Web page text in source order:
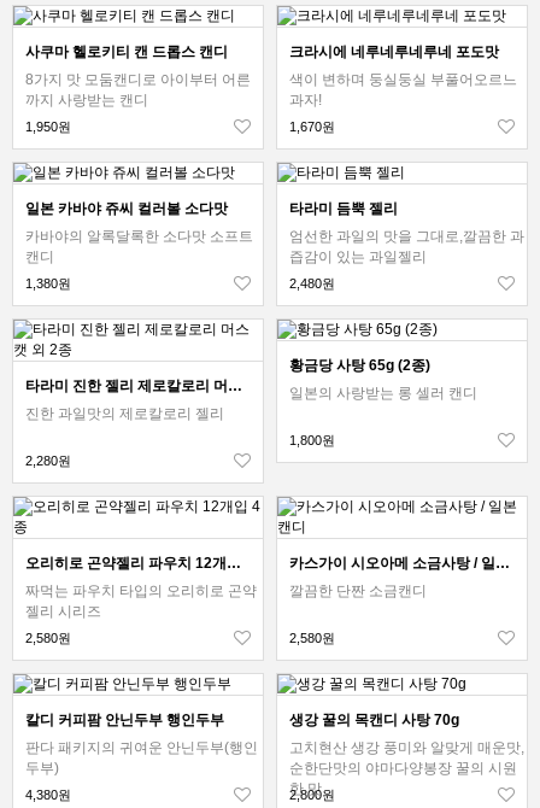
사쿠마 헬로키티 캔 드롭스 캔디
8가지 맛 모둠캔디로 아이부터 어른
까지 사랑받는 캔디
1,950원
크라시에 네루네루네루네 포도맛
색이 변하며 둥실둥실 부풀어오르느
과자!
1,670원
일본 카바야 쥬씨 컬러볼 소다맛
카바야의 알록달록한 소다맛 소프트
캔디
1,380원
타라미 듬뿍 젤리
엄선한 과일의 맛을 그대로,깔끔한 과
즙감이 있는 과일젤리
2,480원
타라미 진한 젤리 제로칼로리 머스캣 외 2종
진한 과일맛의 제로칼로리 젤리
2,280원
황금당 사탕 65g (2종)
일본의 사랑받는 롱 셀러 캔디
1,800원
오리히로 곤약젤리 파우치 12개입 4종
짜먹는 파우치 타입의 오리히로 곤약
젤리 시리즈
2,580원
카스가이 시오아메 소금사탕 / 일본 캔디
깔끔한 단짠 소금캔디
2,580원
칼디 커피팜 안닌두부 행인두부
판다 패키지의 귀여운 안닌두부(행인
두부)
4,380원
생강 꿀의 목캔디 사탕 70g
고치현산 생강 풍미와 알맞게 매운맛,
순한단맛의 야마다양봉장 꿀의 시원
한 맛
2,800원